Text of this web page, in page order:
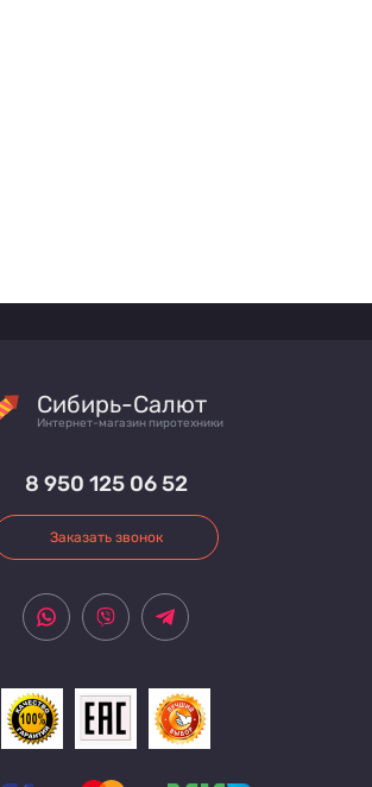
Сибирь-Салют
Интернет-магазин пиротехники
8 950 125 06 52
Заказать звонок